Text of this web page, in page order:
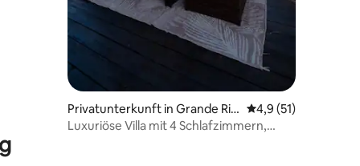
Privatunterkunft in Grande Rivi
ere
Durchschnittliche
4,9 (51)
Luxuriöse Villa mit 4 Schlafzimmern,